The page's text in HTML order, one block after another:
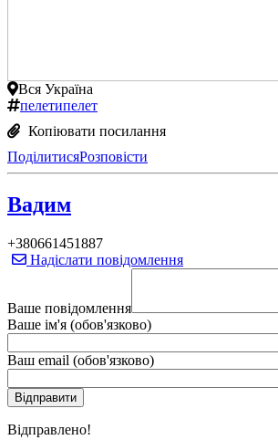
Вся Україна
пелетипелет
Копіювати посилання
ПоділитисяРозповісти
Вадим
+380661451887
Надіслати повідомлення
Ваше повідомлення
Ваше ім'я (обов'язково)
Ваш email (обов'язково)
Вiдправлено!